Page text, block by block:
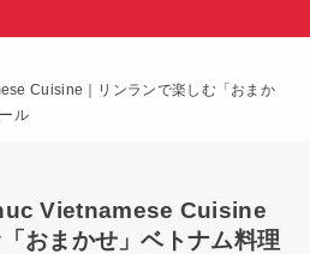
Cuisine｜リンランで楽しむ「おまか
ル
Vietnamese Cuisine
おまかせ」ベトナム料理